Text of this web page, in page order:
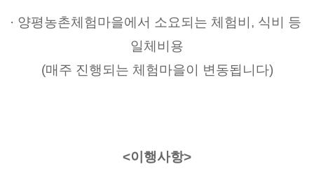
· 양평농촌체험마을에서 소요되는 체험비, 식비 등
일체비용
(매주 진행되는 체험마을이 변동됩니다)
<이행사항>